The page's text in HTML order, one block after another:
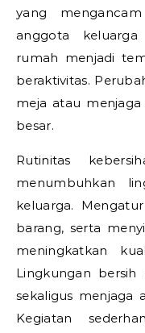
yang
anggota keluarga
rumah menjadi
beraktivitas.
meja atau
besar.
Rutinitas
menumbuhkan
keluarga.
barang, serta
meningkatkan
Lingkungan bersih
sekaligus menjaga
Kegiatan